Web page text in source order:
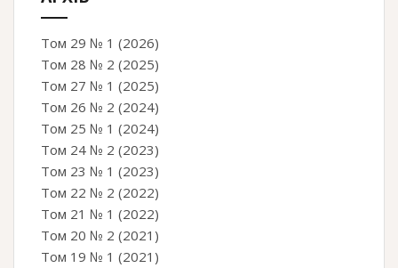
Том 29 № 1 (2026)
Том 28 № 2 (2025)
Том 27 № 1 (2025)
Том 26 № 2 (2024)
Том 25 № 1 (2024)
Том 24 № 2 (2023)
Том 23 № 1 (2023)
Том 22 № 2 (2022)
Том 21 № 1 (2022)
Том 20 № 2 (2021)
Том 19 № 1 (2021)